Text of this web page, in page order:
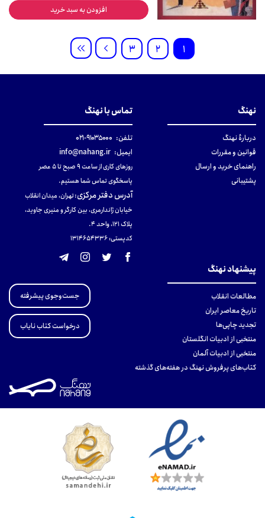
افزودن به سبد خرید
1
2
3
نهنگ
دربارهٔ نهنگ
قوانین و مقررات
راهنمای خرید و ارسال
پشتیبانی
تماس با نهنگ
تلفن: ۹۱۰۳۵۰۰۰-۰۲۱
ایمیل: info@nahang.ir
روزهای کاری از ساعت ۹ صبح تا ۵ عصر
پاسخگوی تماس شما هستیم.
آدرس دفتر مرکزی:تهران، میدان انقلاب
خیابان ژاندارمری، بین کارگر و منیری جاوید،
پلاک 121، واحد ۴.
کدپستی: 131465433۶
پیشنهاد نهنگ
مطالعات انقلاب
تاریخ معاصر ایران
تجدید چاپی‌ها
منتخبی از ادبیات انگلستان
منتخبی از ادبیات آلمان
کتاب‌های پرفروش نهنگ در هفته‌های گذشته
جست‌وجوی پیشرفته
درخواست کتاب نایاب